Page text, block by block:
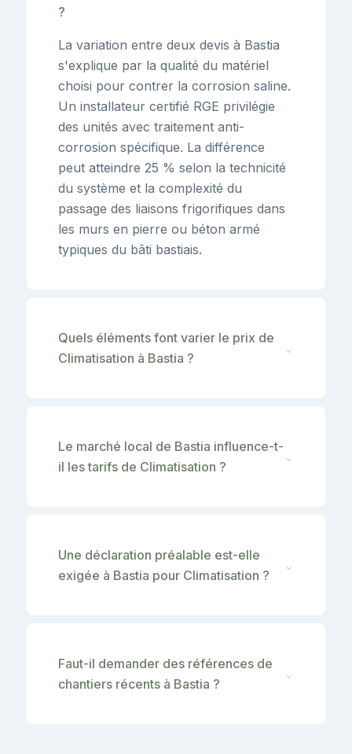
?
La variation entre deux devis à Bastia
s'explique par la qualité du matériel
choisi pour contrer la corrosion saline.
Un installateur certifié RGE privilégie
des unités avec traitement anti-
corrosion spécifique. La différence
peut atteindre 25 % selon la technicité
du système et la complexité du
passage des liaisons frigorifiques dans
les murs en pierre ou béton armé
typiques du bâti bastiais.
Quels éléments font varier le prix de
Climatisation à Bastia ?
⌄
Le marché local de Bastia influence-t-
il les tarifs de Climatisation ?
⌄
Une déclaration préalable est-elle
exigée à Bastia pour Climatisation ?
⌄
Faut-il demander des références de
chantiers récents à Bastia ?
⌄